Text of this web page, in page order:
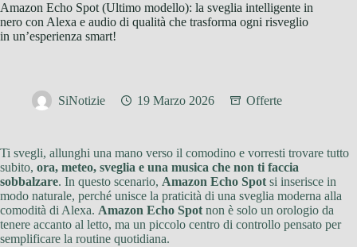
Amazon Echo Spot (Ultimo modello): la sveglia intelligente in
nero con Alexa e audio di qualità che trasforma ogni risveglio
in un’esperienza smart!
SiNotizie 19 Marzo 2026 Offerte
Ti svegli, allunghi una mano verso il comodino e vorresti trovare tutto
subito, ora, meteo, sveglia e una musica che non ti faccia
sobbalzare. In questo scenario, Amazon Echo Spot si inserisce in
modo naturale, perché unisce la praticità di una sveglia moderna alla
comodità di Alexa. Amazon Echo Spot non è solo un orologio da
tenere accanto al letto, ma un piccolo centro di controllo pensato per
semplificare la routine quotidiana.